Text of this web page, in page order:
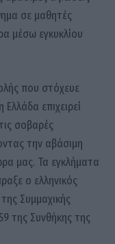
σε μαθητές
μέσω εγκυκλίου
που στόχευε
επιχειρεί
σοβαρές
την αβάσιμη
μας. Τα εγκλήματα
ο ελληνικός
Συμμαχικής
της Συνθήκης της